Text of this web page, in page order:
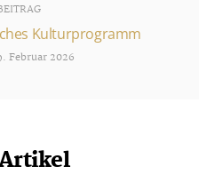
Kulturprogramm
Februar 2026